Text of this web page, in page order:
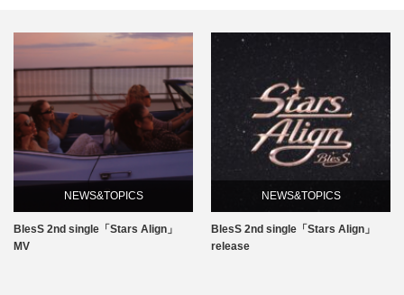
NEWS&TOPICS
BlesS 2nd single「Stars Align」
MV
NEWS&TOPICS
BlesS 2nd single「Stars Align」
release